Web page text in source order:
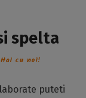
spelta
Hai cu noi!
puteti